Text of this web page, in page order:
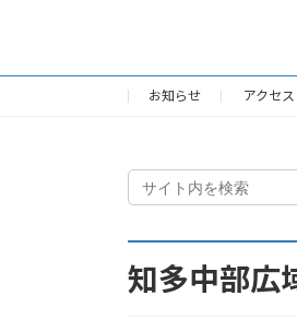
の
ペ
ジ
送
り
お知らせ アクセス
知多中部広